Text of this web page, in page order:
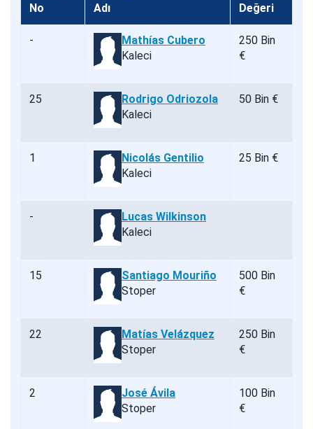
No
Adı
Değeri
-
Mathías Cubero
Kaleci
250 Bin
€
25
Rodrigo Odriozola
Kaleci
50 Bin €
1
Nicolás Gentilio
Kaleci
25 Bin €
-
Lucas Wilkinson
Kaleci
15
Santiago Mouriño
Stoper
500 Bin
€
22
Matías Velázquez
Stoper
250 Bin
€
2
José Ávila
Stoper
100 Bin
€